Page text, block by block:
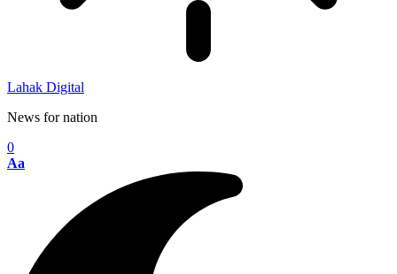
Lahak Digital
News for nation
0
Aa